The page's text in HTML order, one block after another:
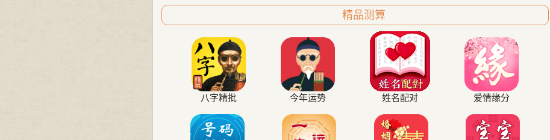
精品测算
八字精批 今年运势 姓名配对 爱情缘分